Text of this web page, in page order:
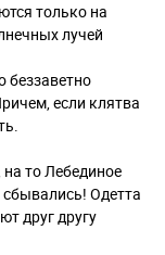
только на
лучей
беззаветно
если клятва
то Лебединое
Одетта
друг другу